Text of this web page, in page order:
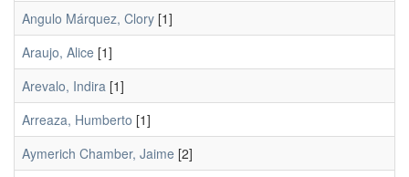
Angulo Márquez, Clory [1]
Araujo, Alice [1]
Arevalo, Indira [1]
Arreaza, Humberto [1]
Aymerich Chamber, Jaime [2]